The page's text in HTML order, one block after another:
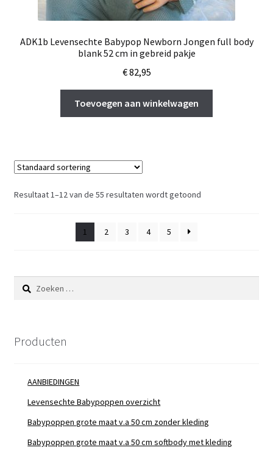
ADK1b Levensechte Babypop Newborn Jongen full body
blank 52 cm in gebreid pakje
€82,95
Toevoegen aan winkelwagen
Resultaat 1–12 van de 55 resultaten wordt getoond
1 2 3 4 5
Zoeken
naar:
Producten
AANBIEDINGEN
Levensechte Babypoppen overzicht
Babypoppen grote maat v.a 50 cm zonder kleding
Babypoppen grote maat v.a 50 cm softbody met kleding